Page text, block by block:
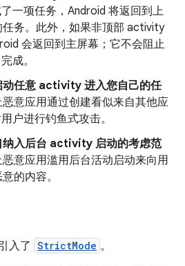
一项任务，Android 将返回到上
务。此外，如果非顶部 activity
会返回到主屏幕；它不会阻止
成。
动任意 activity 进入您自己的任
意应用通过创建看似来自其他应
户进行钓鱼式攻击。
纳入后台 activity 启动的考虑范
意应用滥用后台活动启动来向用
的内容。
入了 StrictMode 。